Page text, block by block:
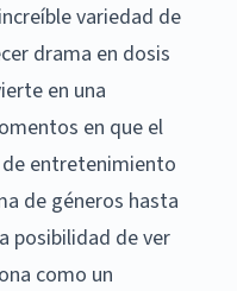
variedad de
drama en dosis
en una
en que el
entretenimiento
de géneros hasta
posibilidad de ver
como un